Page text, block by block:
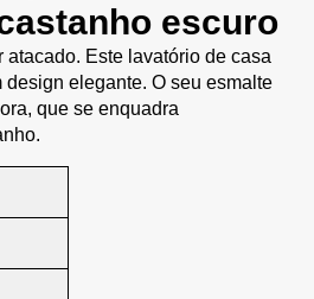
escuro
Este lavatório de casa
elegante. O seu esmalte
que se enquadra